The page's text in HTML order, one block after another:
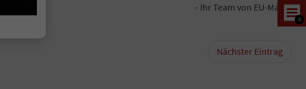
- Ihr Team von EU-Mayer
Nächster Eintrag
0